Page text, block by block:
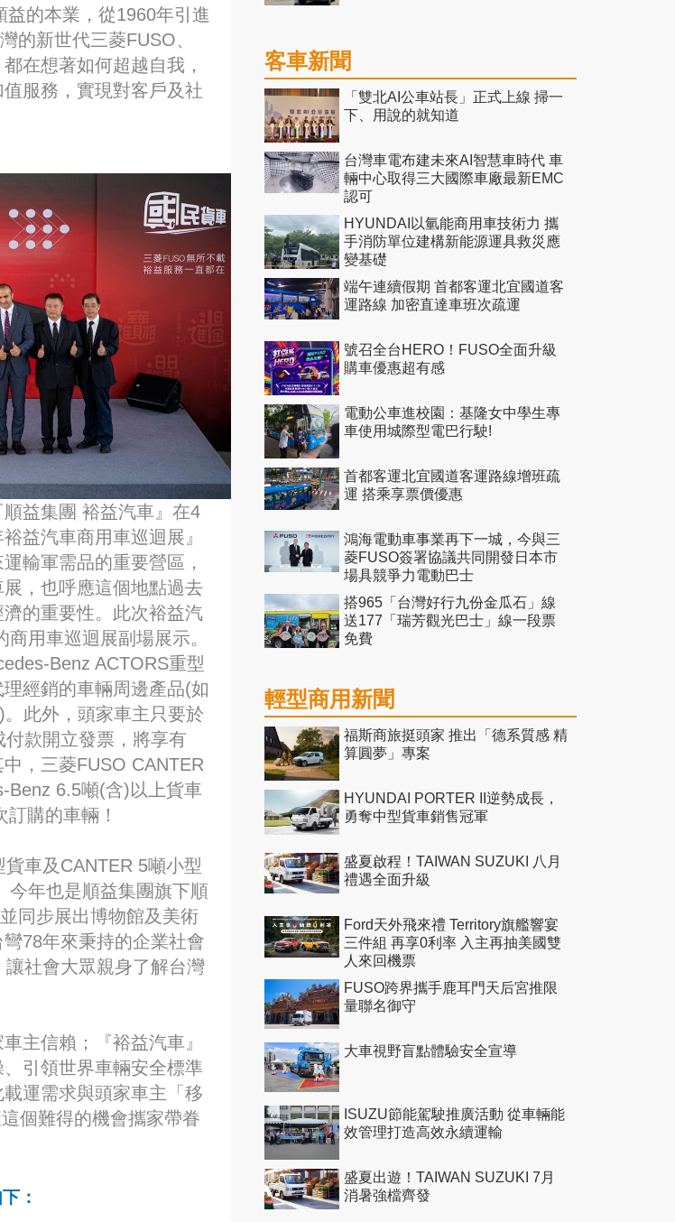
的本業，從1960年引進
的新世代三菱FUSO、
在想著如何超越自我，
服務，實現對客戶及社
益集團 裕益汽車』在4
益汽車商用車巡迴展』
輸軍需品的重要營區，
，也呼應這個地點過去
的重要性。此次裕益汽
用車巡迴展副場展示。
Benz ACTORS重型
經銷的車輛周邊產品(如
此外，頭家車主只要於
款開立發票，將享有
，三菱FUSO CANTER
Benz 6.5噸(含)以上貨車
購的車輛！
車及CANTER 5噸小型
今年也是順益集團旗下順
同步展出博物館及美術
78年來秉持的企業社會
社會大眾親身了解台灣
主信賴；『裕益汽車』
引領世界車輛安全標準
運需求與頭家車主「移
個難得的機會攜家帶眷
：
客車新聞
「雙北AI公車站長」正式上線 掃一
下、用說的就知道
台灣車電布建未來AI智慧車時代 車
輛中心取得三大國際車廠最新EMC
認可
HYUNDAI以氫能商用車技術力 攜
手消防單位建構新能源運具救災應
變基礎
端午連續假期 首都客運北宜國道客
運路線 加密直達車班次疏運
號召全台HERO！FUSO全面升級
購車優惠超有感
電動公車進校園：基隆女中學生專
車使用城際型電巴行駛!
首都客運北宜國道客運路線增班疏
運 搭乘享票價優惠
鴻海電動車事業再下一城，今與三
菱FUSO簽署協議共同開發日本市
場具競爭力電動巴士
搭965「台灣好行九份金瓜石」線
送177「瑞芳觀光巴士」線一段票
免費
輕型商用新聞
福斯商旅挺頭家 推出「德系質感 精
算圓夢」專案
HYUNDAI PORTER II逆勢成長，
勇奪中型貨車銷售冠軍
盛夏啟程！TAIWAN SUZUKI 八月
禮遇全面升級
Ford天外飛來禮 Territory旗艦響宴
三件組 再享0利率 入主再抽美國雙
人來回機票
FUSO跨界攜手鹿耳門天后宮推限
量聯名御守
大車視野盲點體驗安全宣導
ISUZU節能駕駛推廣活動 從車輛能
效管理打造高效永續運輸
盛夏出遊！TAIWAN SUZUKI 7月
消暑強檔齊發